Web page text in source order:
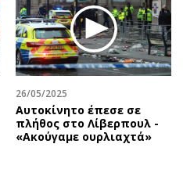
26/05/2025
Αυτοκίνητο έπεσε σε
πλήθος στο Λίβερπουλ -
«Ακούγαμε ουρλιαχτά»